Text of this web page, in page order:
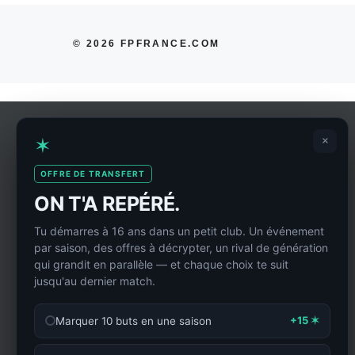
© 2026 FPFRANCE.COM
×
✶
OFFRE DE TRANSFERT
ON T'A REPÉRÉ.
Tu démarres à 16 ans dans un petit club. Un événement
par saison, des offres à décrypter, un rival de génération
qui grandit en parallèle — et chaque choix te suit
jusqu'au dernier match.
Marquer 10 buts en une saison +15 ✶